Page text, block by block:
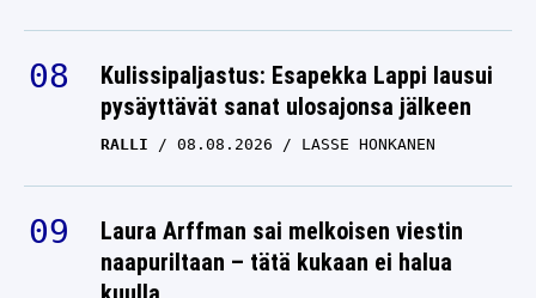
Kulissipaljastus: Esapekka Lappi lausui
pysäyttävät sanat ulosajonsa jälkeen
RALLI 08.08.2026 LASSE HONKANEN
Laura Arffman sai melkoisen viestin
naapuriltaan – tätä kukaan ei halua